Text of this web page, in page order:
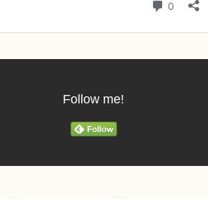
Follow me!